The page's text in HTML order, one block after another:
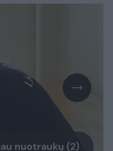
nuotraukų (2)